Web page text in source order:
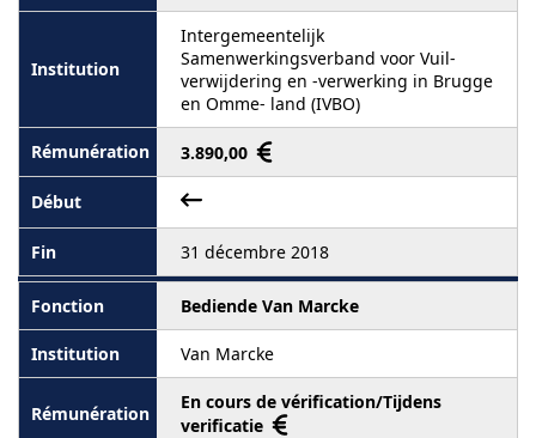
Intergemeentelijk
Samenwerkingsverband voor Vuil-
verwijdering en -verwerking in Brugge
en Omme- land (IVBO)
3.890,00
31 décembre 2018
Bediende Van Marcke
Van Marcke
En cours de vérification/Tijdens
verificatie